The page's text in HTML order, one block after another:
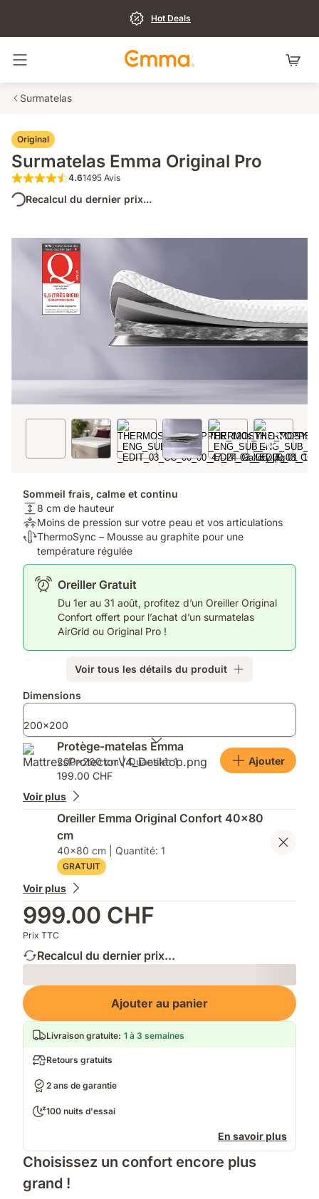
Hot Deals
Basculer la navigation
Surmatelas
Original
Surmatelas Emma Original Pro
4.6 sur 5 étoiles 1495 Avis
4.61495 Avis
Recalcul du dernier prix...
Sommeil frais, calme et continu
Hauteur
du
matelas:
cm
hauteur
8 cm de hauteur
Soulagement
de
pression:
Moins
pression
peau
articulations
Moins de pression sur votre peau et vos articulations
Thermorégulation:
ThermoSync
–
Mousse
graphite
température
ThermoSync – Mousse au graphite pour une
température régulée
Oreiller Gratuit
Du 1er au 31 août, profitez d’un Oreiller Original
Confort offert pour l’achat d’un surmatelas
AirGrid ou Original Pro !
Voir tous les détails du produit
Produits
Dimensions
200x200
Protège-matelas Emma
200x200 cm | Quantité: 1
199.00 CHF
Ajouter
Voir plus
Oreiller Emma Original Confort 40x80
cm
40x80 cm | Quantité: 1
GRATUIT
Voir plus
999.00 CHF
Prix TTC
Recalcul du dernier prix...
Loading
Ajouter au panier
Livraison gratuite: 1 à 3 semaines
Retours gratuits
2 ans de garantie
100 nuits d'essai
En savoir plus
Choisissez un confort encore plus
grand !